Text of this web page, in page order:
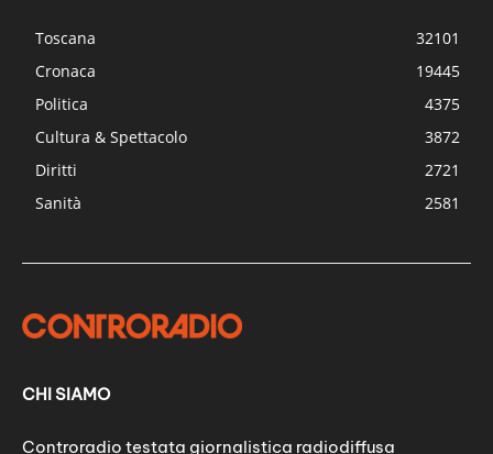
Toscana
32101
Cronaca
19445
Politica
4375
Cultura & Spettacolo
3872
Diritti
2721
Sanità
2581
CHI SIAMO
Controradio testata giornalistica radiodiffusa